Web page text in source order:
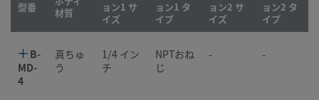
型番
材質
ョン1 サ
イズ
ョン1 タ
イプ
ョン2 サ
イズ
ョン2 タ
イプ
B-
MD-
4
真ちゅ
う
1/4 イン
チ
NPTおね
じ
- -